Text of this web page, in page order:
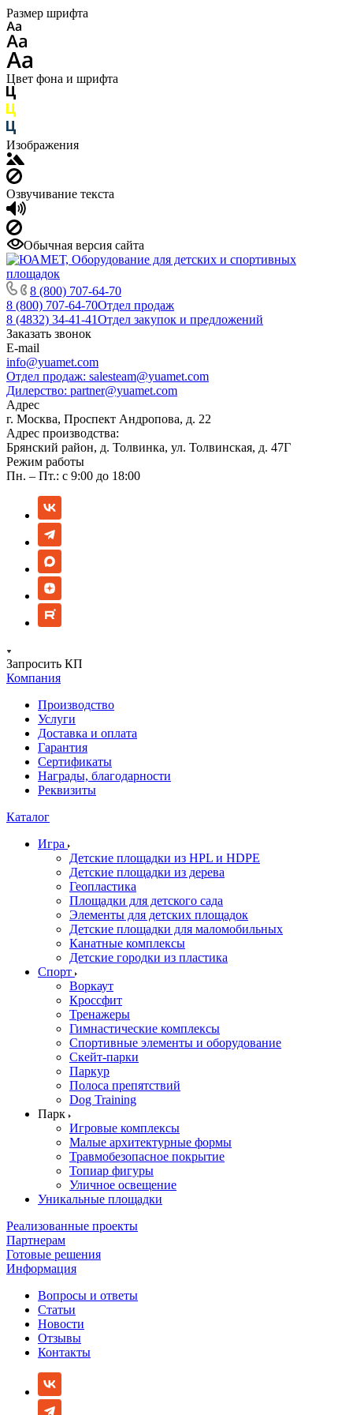
Размер шрифта
Цвет фона и шрифта
Изображения
Озвучивание текста
Обычная версия сайта
8 (800) 707-64-70
8 (800) 707-64-70Отдел продаж
8 (4832) 34-41-41Отдел закупок и предложений
Заказать звонок
E-mail
info@yuamet.com
Отдел продаж: salesteam@yuamet.com
Дилерство: partner@yuamet.com
Адрес
г. Москва, Проспект Андропова, д. 22
Адрес производства:
Брянский район, д. Толвинка, ул. Толвинская, д. 47Г
Режим работы
Пн. – Пт.: с 9:00 до 18:00
Запросить КП
Компания
Производство
Услуги
Доставка и оплата
Гарантия
Сертификаты
Награды, благодарности
Реквизиты
Каталог
Игра
Детские площадки из HPL и HDPE
Детские площадки из дерева
Геопластика
Площадки для детского сада
Элементы для детских площадок
Детские площадки для маломобильных
Канатные комплексы
Детские городки из пластика
Спорт
Воркаут
Кроссфит
Тренажеры
Гимнастические комплексы
Спортивные элементы и оборудование
Скейт-парки
Паркур
Полоса препятствий
Dog Training
Парк
Игровые комплексы
Малые архитектурные формы
Травмобезопасное покрытие
Топиар фигуры
Уличное освещение
Уникальные площадки
Реализованные проекты
Партнерам
Готовые решения
Информация
Вопросы и ответы
Статьи
Новости
Отзывы
Контакты